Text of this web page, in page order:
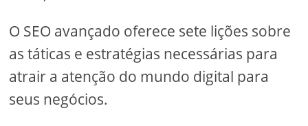
O SEO avançado oferece sete lições sobre
as táticas e estratégias necessárias para
atrair a atenção do mundo digital para
seus negócios.